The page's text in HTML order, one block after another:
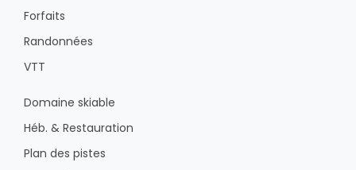
Forfaits
Randonnées
VTT
Domaine skiable
Héb. & Restauration
Plan des pistes